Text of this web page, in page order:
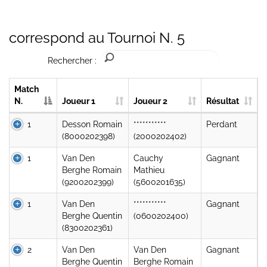
correspond au Tournoi N. 5
Rechercher :
Match
N.
Joueur 1 Joueur 2 Résultat
1
Desson Romain
(8000202398)
***********
(2000202402)
Perdant
1
Van Den
Berghe Romain
(9200202399)
Cauchy
Mathieu
(5600201635)
Gagnant
1
Van Den
Berghe Quentin
(8300202361)
***********
(0600202400)
Gagnant
2
Van Den
Berghe Quentin
Van Den
Berghe Romain
Gagnant